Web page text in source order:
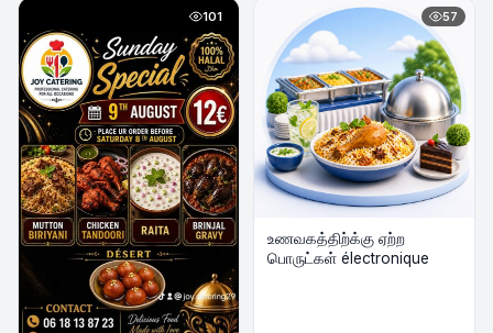
101 57
உணவகத்திற்க்கு ஏற்ற
பொருட்கள் électronique